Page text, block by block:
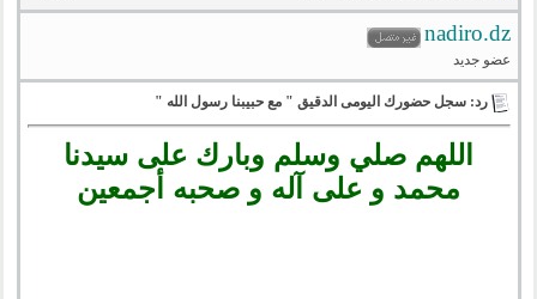
nadiro.dz
عضو جديد
رد: سجل حضورك اليومى الدقيق " مع حبيبنا رسول الله "
اللهم صلي وسلم وبارك على سيدنا
محمد و على آله و صحبه أجمعين